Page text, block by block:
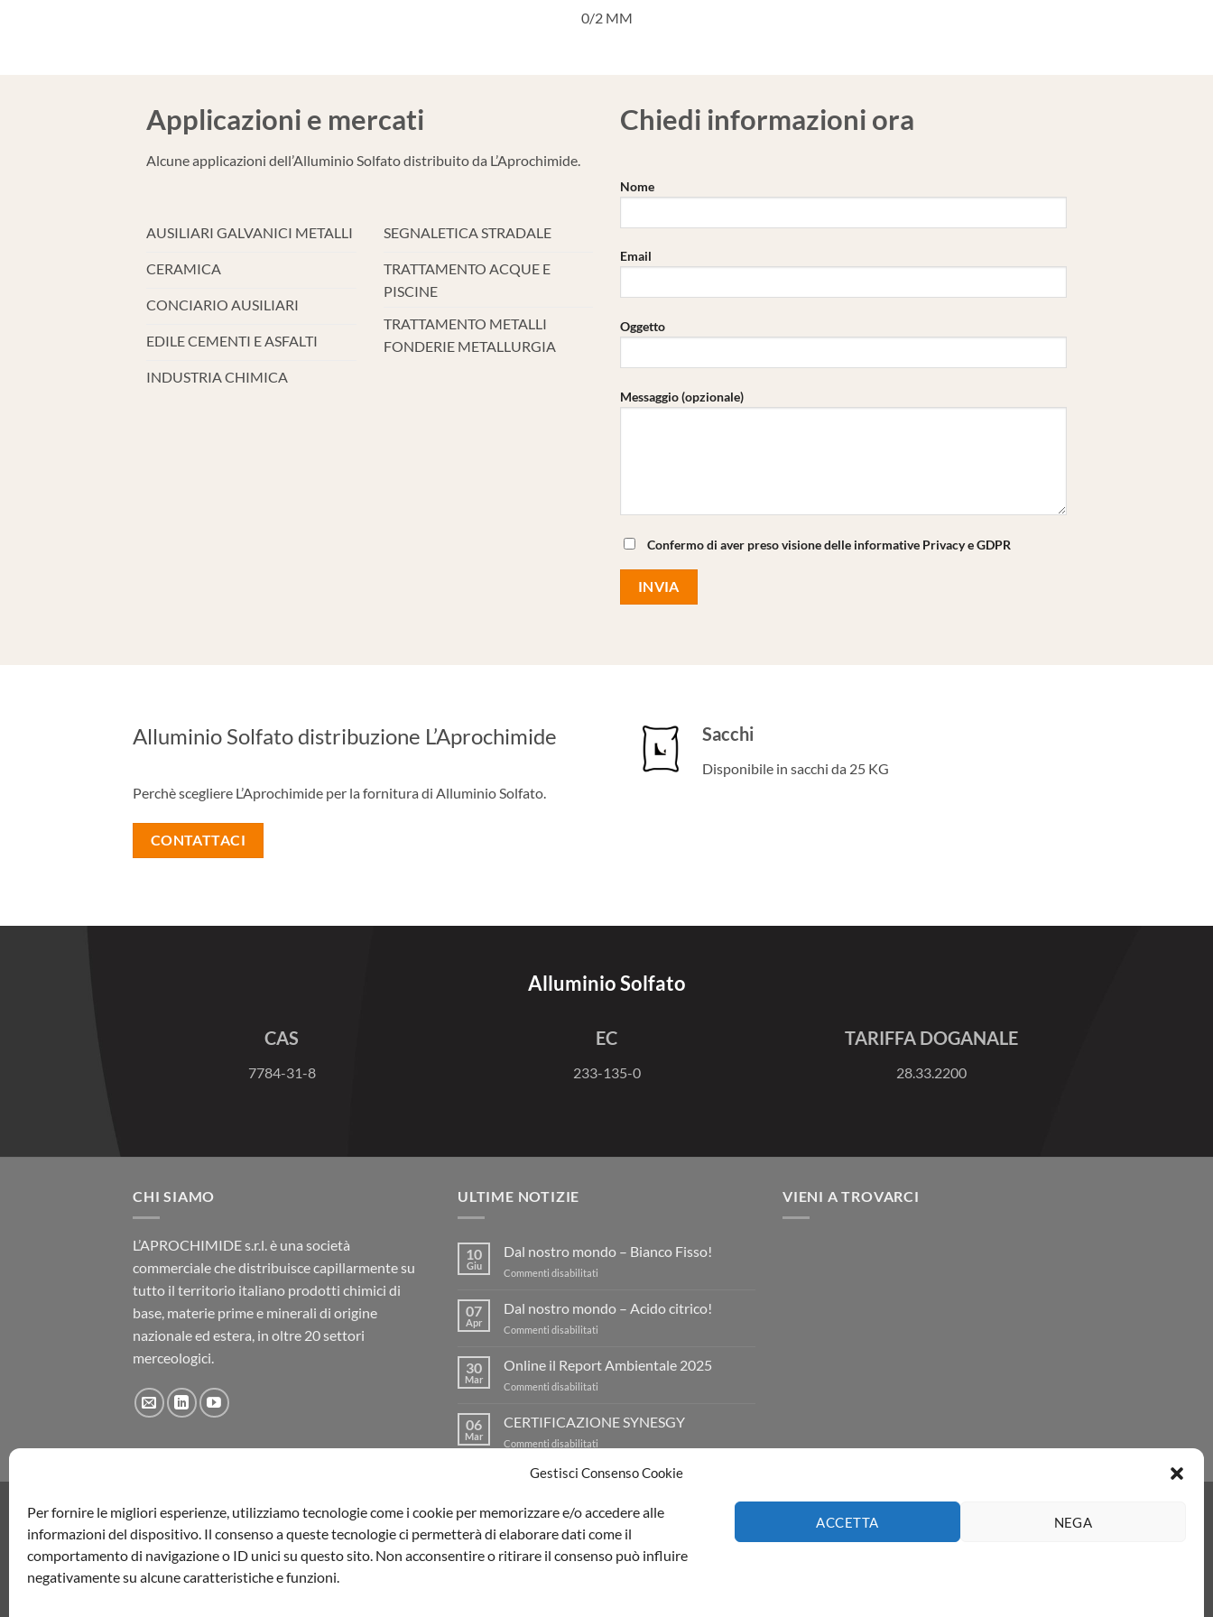
Gestisci Consenso Cookie
Per fornire le migliori esperienze, utilizziamo tecnologie come i cookie per memorizzare e/o accedere alle
informazioni del dispositivo. Il consenso a queste tecnologie ci permetterà di elaborare dati come il
comportamento di navigazione o ID unici su questo sito. Non acconsentire o ritirare il consenso può influire
negativamente su alcune caratteristiche e funzioni.
ACCETTA NEGA
0/2 MM
Applicazioni e mercati
Alcune applicazioni dell’Alluminio Solfato distribuito da L’Aprochimide.
AUSILIARI GALVANICI METALLI
CERAMICA
CONCIARIO AUSILIARI
EDILE CEMENTI E ASFALTI
INDUSTRIA CHIMICA
SEGNALETICA STRADALE
TRATTAMENTO ACQUE E
PISCINE
TRATTAMENTO METALLI
FONDERIE METALLURGIA
Chiedi informazioni ora
Nome
Email
Oggetto
Messaggio (opzionale)
Confermo di aver preso visione delle informative Privacy e GDPR
Alluminio Solfato distribuzione L’Aprochimide
Perchè scegliere L’Aprochimide per la fornitura di Alluminio Solfato.
CONTATTACI
Sacchi
Disponibile in sacchi da 25 KG
Alluminio Solfato
CAS
7784-31-8
EC
233-135-0
TARIFFA DOGANALE
28.33.2200
CHI SIAMO
L’APROCHIMIDE s.r.l. è una società
commerciale che distribuisce capillarmente su
tutto il territorio italiano prodotti chimici di
base, materie prime e minerali di origine
nazionale ed estera, in oltre 20 settori
merceologici.
ULTIME NOTIZIE
10
Giu
Dal nostro mondo – Bianco Fisso!
Commenti disabilitati
nostro
Fisso!
07
Apr
Dal nostro mondo – Acido citrico!
Commenti disabilitati
nostro
citrico!
30
Mar
Online il Report Ambientale 2025
Commenti disabilitati
il
Ambientale
06
Mar
CERTIFICAZIONE SYNESGY
Commenti disabilitati
SYNESGY
VIENI A TROVARCI
Il Blog di Aprochimide|Privacy policy
L'Aprochimide Srl PI 00991540964 | Viale della Repubblica,74 20835 Muggiò (MB) - Italia
Made with (L) byWeb Agency Milano